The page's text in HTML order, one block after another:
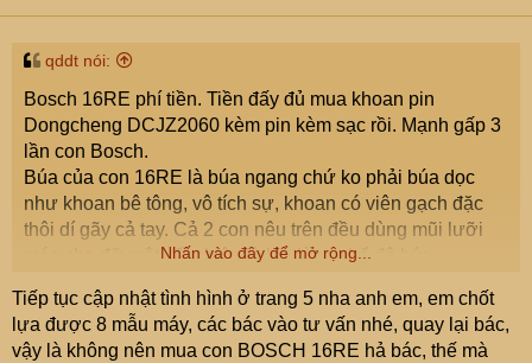
s
qddt nói:
Bosch 16RE phí tiền. Tiền đấy đủ mua khoan pin
Dongcheng DCJZ2060 kèm pin kèm sạc rồi. Mạnh gấp 3
lần con Bosch.
Búa của con 16RE là búa ngang chứ ko phải búa dọc
như khoan bê tông, vô tích sự, khoan có viên gạch đặc
thôi dí gãy cả tay. Cả 2 con nêu trên đều dùng mũi lưỡi
mác cho đỡ mệt, tất nhiên là ko dùng chế độ búa.
đỡ tiếc
Nhấn vào đây để mở rộng...
Tiếp tục cập nhật tình hình ở trang 5 nha anh em, em chốt
lựa được 8 mẫu máy, các bác vào tư vấn nhé, quay lại bác,
vậy là không nên mua con BOSCH 16RE hả bác, thế mà